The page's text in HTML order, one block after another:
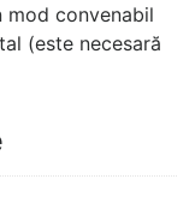
mod convenabil
(este necesară